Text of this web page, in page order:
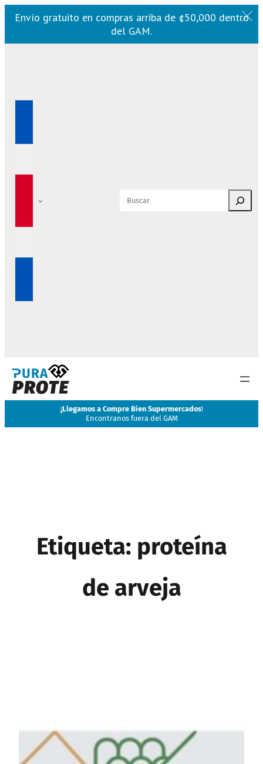
Envío gratuito en compras arriba de ¢50,000 dentro
del GAM.
Buscar
¡Llegamos a Compre Bien Supermercados!
Encontranos fuera del GAM
Etiqueta: proteína
de arveja